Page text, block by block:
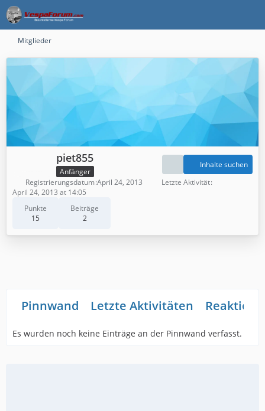
Mitglieder
piet855
Anfänger
Punkte
15
Beiträge
2
Inhalte suchen
Registrierungsdatum April 24, 2013
Letzte Aktivität
April 24, 2013 at 14:05
Pinnwand Letzte Aktivitäten
Es wurden noch keine Einträge an der Pinnwand verfasst.